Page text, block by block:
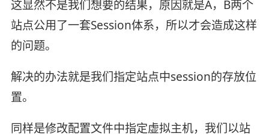
这显然不是我们想要的结果，原因就是A，B两个
站点公用了一套Session体系，所以才会造成这样
的问题。
解决的办法就是我们指定站点中session的存放位
置。
同样是修改配置文件中指定虚拟主机，我们以站